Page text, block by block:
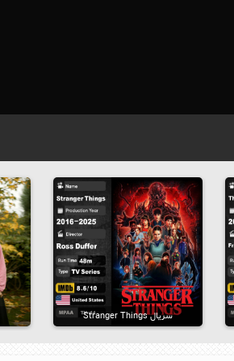
سریال Stranger Things